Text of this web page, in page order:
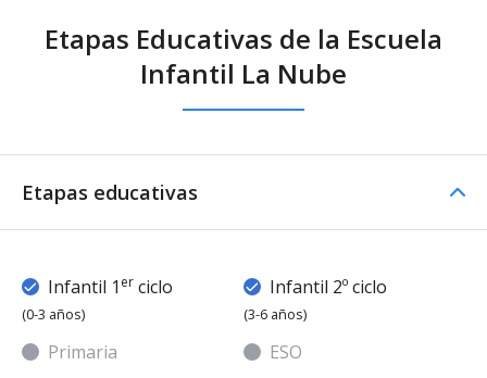
Etapas Educativas de la Escuela
Infantil La Nube
Etapas educativas
Infantil 1 er ciclo
(0-3 años)
Infantil 2º ciclo
(3-6 años)
Primaria
ESO